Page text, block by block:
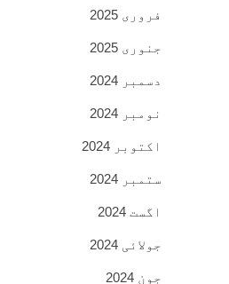
فروری 2025
جنوری 2025
دسمبر 2024
نومبر 2024
اکتوبر 2024
ستمبر 2024
اگست 2024
جولائی 2024
جون 2024